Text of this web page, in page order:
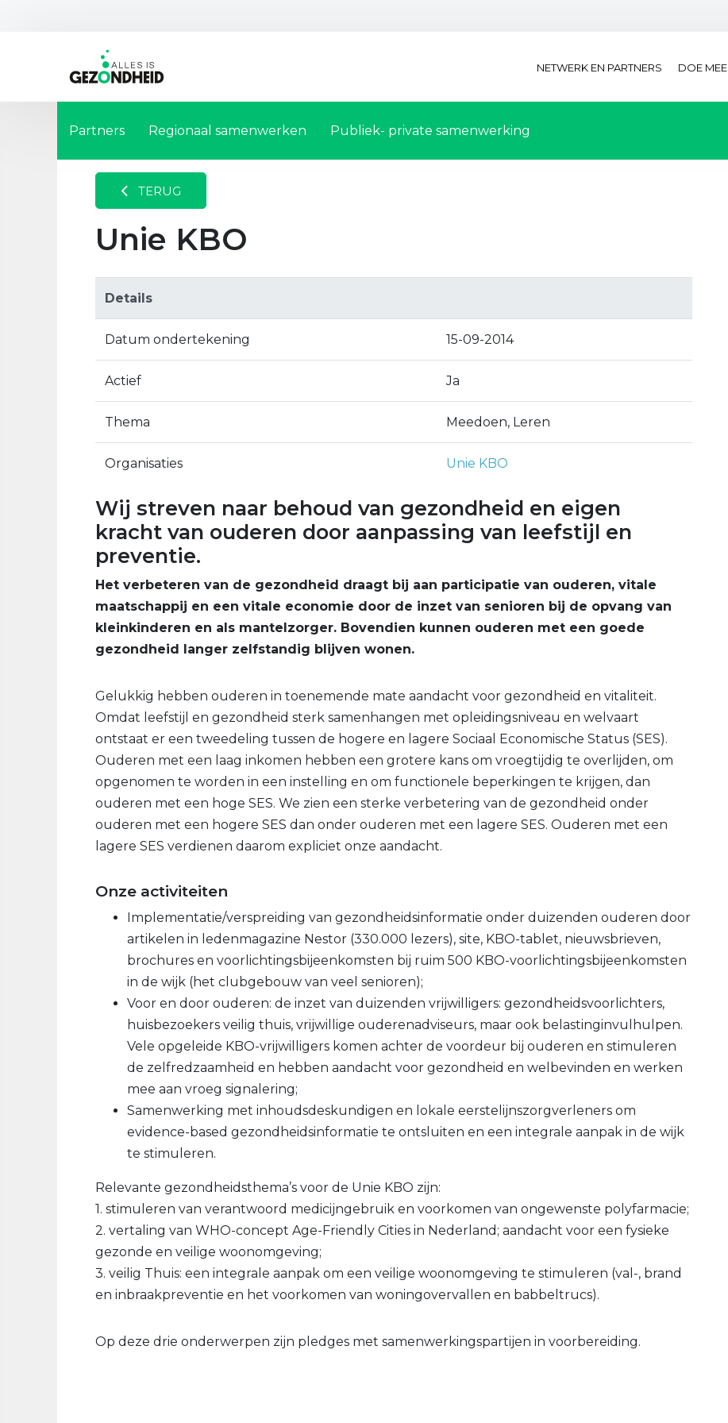
NETWERK EN PARTNERS DOE MEE
Partners Regionaal samenwerken Publiek- private samenwerking
TERUG
Unie KBO
Details
Datum ondertekening 15-09-2014
Actief Ja
Thema Meedoen, Leren
Organisaties Unie KBO
Wij streven naar behoud van gezondheid en eigen
kracht van ouderen door aanpassing van leefstijl en
preventie.
Het verbeteren van de gezondheid draagt bij aan participatie van ouderen, vitale
maatschappij en een vitale economie door de inzet van senioren bij de opvang van
kleinkinderen en als mantelzorger. Bovendien kunnen ouderen met een goede
gezondheid langer zelfstandig blijven wonen.
Gelukkig hebben ouderen in toenemende mate aandacht voor gezondheid en vitaliteit.
Omdat leefstijl en gezondheid sterk samenhangen met opleidingsniveau en welvaart
ontstaat er een tweedeling tussen de hogere en lagere Sociaal Economische Status (SES).
Ouderen met een laag inkomen hebben een grotere kans om vroegtijdig te overlijden, om
opgenomen te worden in een instelling en om functionele beperkingen te krijgen, dan
ouderen met een hoge SES. We zien een sterke verbetering van de gezondheid onder
ouderen met een hogere SES dan onder ouderen met een lagere SES. Ouderen met een
lagere SES verdienen daarom expliciet onze aandacht.
Onze activiteiten
Implementatie/verspreiding van gezondheidsinformatie onder duizenden ouderen door
artikelen in ledenmagazine Nestor (330.000 lezers), site, KBO-tablet, nieuwsbrieven,
brochures en voorlichtingsbijeenkomsten bij ruim 500 KBO-voorlichtingsbijeenkomsten
in de wijk (het clubgebouw van veel senioren);
Voor en door ouderen: de inzet van duizenden vrijwilligers: gezondheidsvoorlichters,
huisbezoekers veilig thuis, vrijwillige ouderenadviseurs, maar ook belastinginvulhulpen.
Vele opgeleide KBO-vrijwilligers komen achter de voordeur bij ouderen en stimuleren
de zelfredzaamheid en hebben aandacht voor gezondheid en welbevinden en werken
mee aan vroeg signalering;
Samenwerking met inhoudsdeskundigen en lokale eerstelijnszorgverleners om
evidence-based gezondheidsinformatie te ontsluiten en een integrale aanpak in de wijk
te stimuleren.
Relevante gezondheidsthema’s voor de Unie KBO zijn:
1. stimuleren van verantwoord medicijngebruik en voorkomen van ongewenste polyfarmacie;
2. vertaling van WHO-concept Age-Friendly Cities in Nederland; aandacht voor een fysieke
gezonde en veilige woonomgeving;
3. veilig Thuis: een integrale aanpak om een veilige woonomgeving te stimuleren (val-, brand
en inbraakpreventie en het voorkomen van woningovervallen en babbeltrucs).
Op deze drie onderwerpen zijn pledges met samenwerkingspartijen in voorbereiding.